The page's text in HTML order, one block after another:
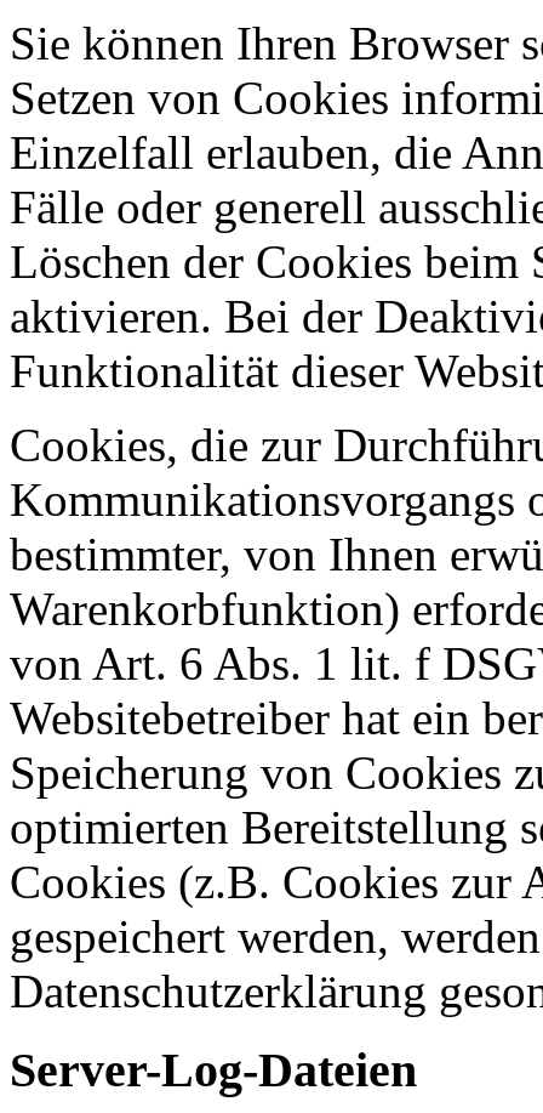
Sie können Ihren Browser
Setzen von Cookies
Einzelfall erlauben, die
Fälle oder generell
Löschen der Cookies beim
aktivieren. Bei der
Funktionalität dieser
Cookies, die zur
Kommunikationsvorgangs
bestimmter, von Ihnen
Warenkorbfunktion)
von Art. 6 Abs. 1 lit. f
Websitebetreiber hat ein
Speicherung von Cookies
optimierten Bereitstellung
Cookies (z.B. Cookies zur
gespeichert werden,
Datenschutzerklärung
Server-Log-Dateien